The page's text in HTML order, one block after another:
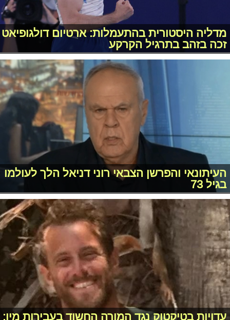
מדליה היסטורית בהתעמלות: ארטיום דולגופיאט
זכה בזהב בתרגיל הקרקע
העיתונאי והפרשן הצבאי רוני דניאל הלך לעולמו
בגיל 73
עדויות בטיקטוק נגד המורה החשוד בעבירות מין: